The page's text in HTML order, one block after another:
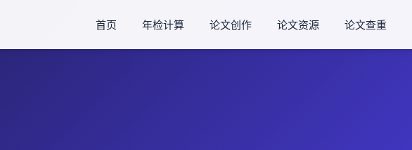
首页 年检计算 论文创作 论文资源 论文查重